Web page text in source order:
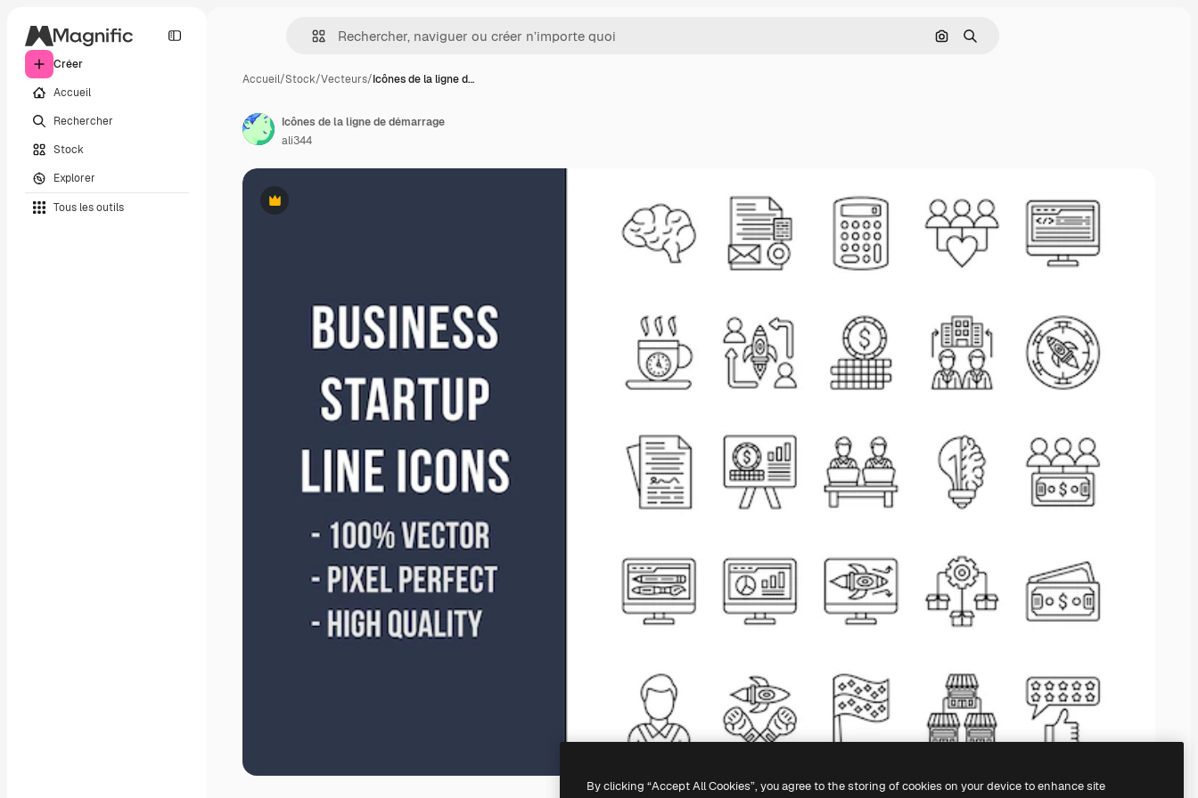
Créer
Accueil
Rechercher
Stock
Explorer
Tous les outils
Rechercher par image
Rechercher
Accueil/Stock/Vecteurs/Icônes de la ligne d…
Premium
Icônes de la ligne de démarrage
ali344
By clicking “Accept All Cookies”, you agree to the storing of cookies on your device to enhance site